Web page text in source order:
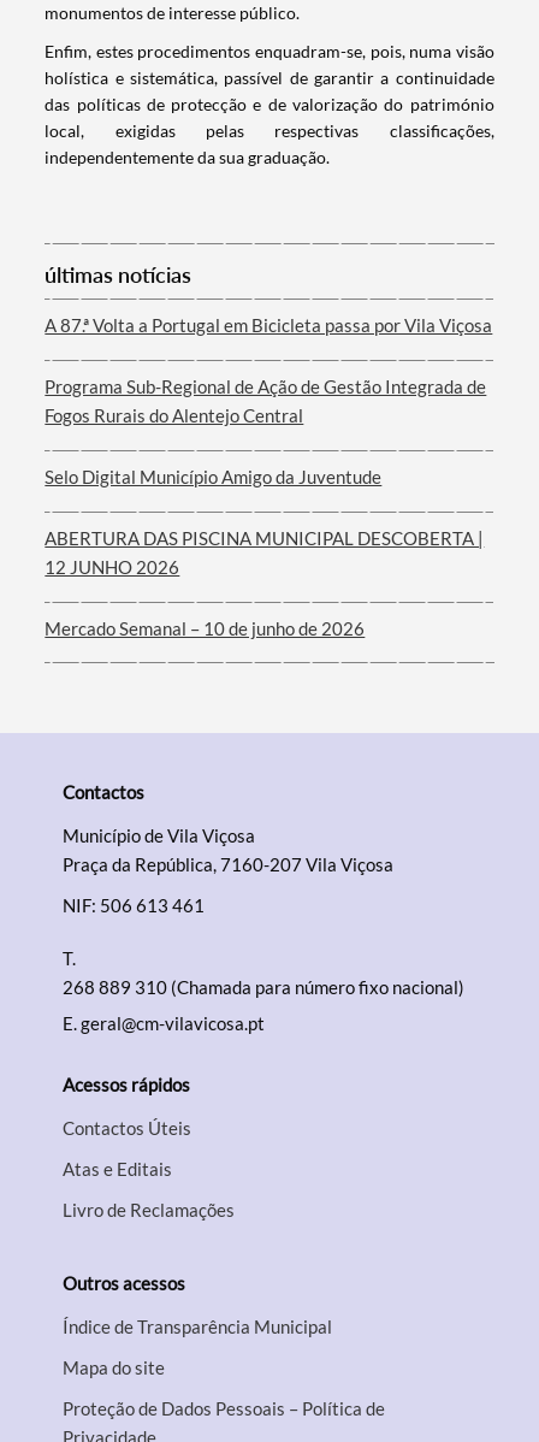
Filtros
monumentos de interesse público.
Enfim, estes procedimentos enquadram-se, pois, numa visão
holística e sistemática, passível de garantir a continuidade
das políticas de protecção e de valorização do património
local, exigidas pelas respectivas classificações,
independentemente da sua graduação.
últimas notícias
A 87.ª Volta a Portugal em Bicicleta passa por Vila Viçosa
Programa Sub-Regional de Ação de Gestão Integrada de
Fogos Rurais do Alentejo Central
Selo Digital Município Amigo da Juventude
ABERTURA DAS PISCINA MUNICIPAL DESCOBERTA |
12 JUNHO 2026
Mercado Semanal – 10 de junho de 2026
Contactos
Município de Vila Viçosa
Praça da República, 7160-207 Vila Viçosa
NIF: 506 613 461
T.
268 889 310 (Chamada para número fixo nacional)
E.geral@cm-vilavicosa.pt
Acessos rápidos
Contactos Úteis
Atas e Editais
Livro de Reclamações
Outros acessos
Índice de Transparência Municipal
Mapa do site
Proteção de Dados Pessoais – Política de
Privacidade